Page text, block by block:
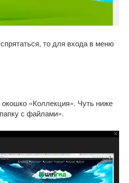
то для входа в меню
«Коллекция». Чуть ниже
с файлами».